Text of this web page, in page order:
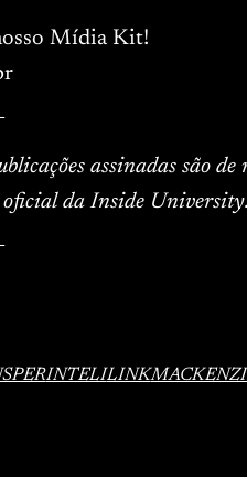
Mídia Kit!
assinadas são
oficial da Inside University.
INTELILINK